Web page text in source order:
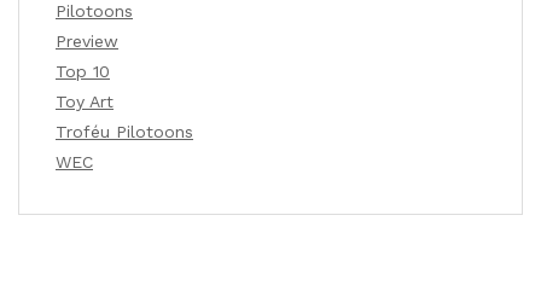
Pilotoons
Preview
Top 10
Toy Art
Troféu Pilotoons
WEC